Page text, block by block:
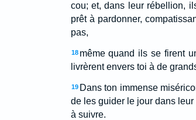
cou; et, dans leur rébellion,
prêt à pardonner,
pas,
18 même quand ils se firent
livrèrent envers toi à de
19 Dans ton immense
de les guider le jour dans
à suivre.